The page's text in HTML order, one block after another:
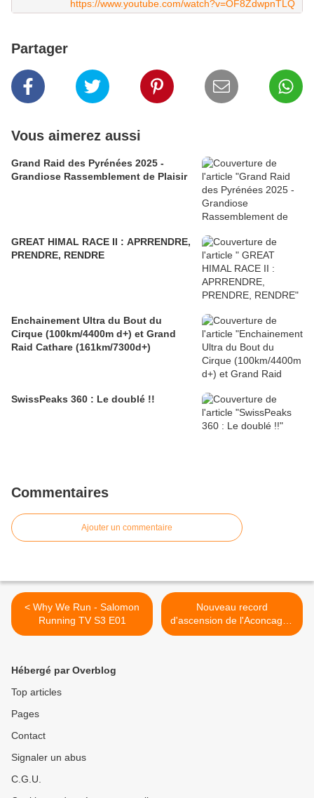
https://www.youtube.com/watch?v=OF8ZdwpnTLQ
Partager
Vous aimerez aussi
Grand Raid des Pyrénées 2025 -
Grandiose Rassemblement de Plaisir
GREAT HIMAL RACE II : APRRENDRE,
PRENDRE, RENDRE
Enchainement Ultra du Bout du
Cirque (100km/4400m d+) et Grand
Raid Cathare (161km/7300d+)
SwissPeaks 360 : Le doublé !!
Commentaires
Ajouter un commentaire
< Why We Run - Salomon
Running TV S3 E01
Nouveau record
d'ascension de l'Aconcagua
pour Karl Egloff! >
Hébergé par Overblog
Top articles
Pages
Contact
Signaler un abus
C.G.U.